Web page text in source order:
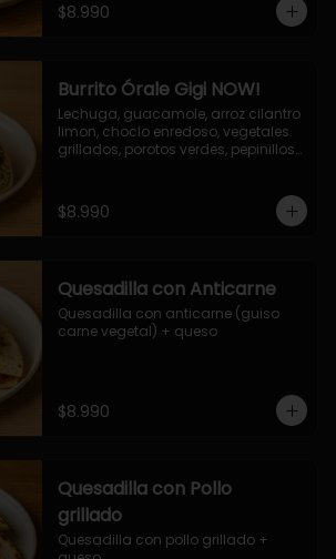
$8.990
Burrito Órale Gigi NOW!
Lechuga, guacamole, arroz cilantro
limon, choclo enredoso, vegetales
grillados, porotos verdes, pepinillos
$8.990
Quesadilla con Anticarne
Quesadilla con anticarne (guiso
carne vegetal) + queso
$8.990
Quesadilla con Pollo
grillado
Quesadilla con pollo grillado +